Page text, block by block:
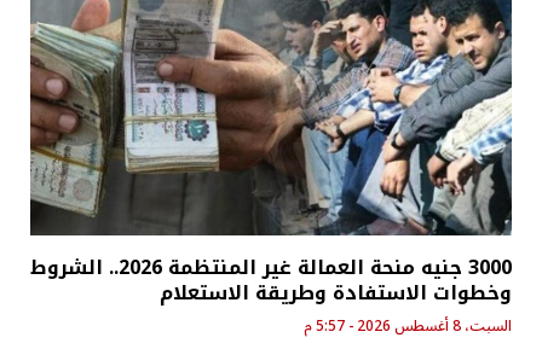
3000 جنيه منحة العمالة غير المنتظمة 2026.. الشروط
وخطوات الاستفادة وطريقة الاستعلام
السبت، 8 أغسطس 2026 - 5:57 م